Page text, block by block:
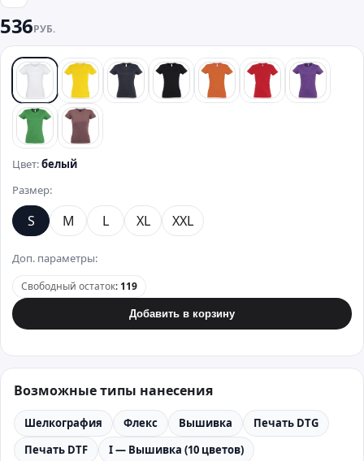
536РУБ.
белый желтый синий черный оранжевыйкрасный
зеленыйрозовый
Цвет:белый
Размер:
S M L XL XXL
Доп. параметры:
Свободный остаток: 119
Добавить в корзину
Возможные типы нанесения
Шелкография Флекс Вышивка
Печать DTG
Печать DTF
I — Вышивка (10 цветов)